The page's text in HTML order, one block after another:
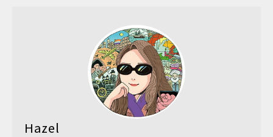
Hazel